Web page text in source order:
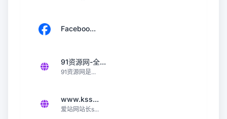
Faceboo...
91资源网-全...
91资源网是...
www.kss...
爱站网站长s...